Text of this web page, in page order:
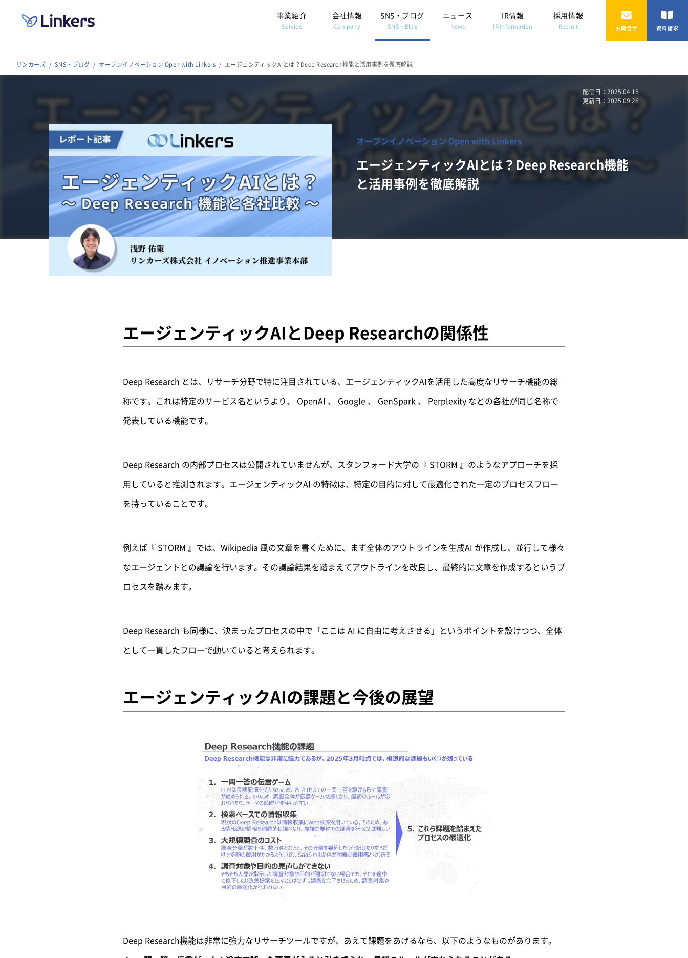
事業紹介
Service
会社情報
Company
SNS・ブログ
SNS・Blog
ニュース
News
IR情報
IR Information
採用情報
Recruit お問合せ 資料請求
リンカーズ SNS・ブログ オープンイノベーション Open with Linkers エージェンティックAIとは？Deep Research機能と活用事例を徹底解説
配信日：2025.04.16
更新日：2025.09.26
オープンイノベーション Open with Linkers
エージェンティックAIとは？Deep Research機能
と活用事例を徹底解説
エージェンティックAIとDeep Researchの関係性
Deep Research とは、リサーチ分野で特に注目されている、エージェンティックAIを活用した高度なリサーチ機能の総
称です。これは特定のサービス名というより、 OpenAI 、 Google 、 GenSpark 、 Perplexity などの各社が同じ名称で
発表している機能です。
Deep Research の内部プロセスは公開されていませんが、スタンフォード大学の『 STORM 』のようなアプローチを採
用していると推測されます。エージェンティックAI の特徴は、特定の目的に対して最適化された一定のプロセスフロー
を持っていることです。
例えば『 STORM 』では、Wikipedia 風の文章を書くために、まず全体のアウトラインを生成AI が作成し、並行して様々
なエージェントとの議論を行います。その議論結果を踏まえてアウトラインを改良し、最終的に文章を作成するというプ
ロセスを踏みます。
Deep Research も同様に、決まったプロセスの中で「ここは AI に自由に考えさせる」というポイントを設けつつ、全体
として一貫したフローで動いていると考えられます。
エージェンティックAIの課題と今後の展望
Deep Research機能は非常に強力なリサーチツールですが、あえて課題をあげるなら、以下のようなものがあります。